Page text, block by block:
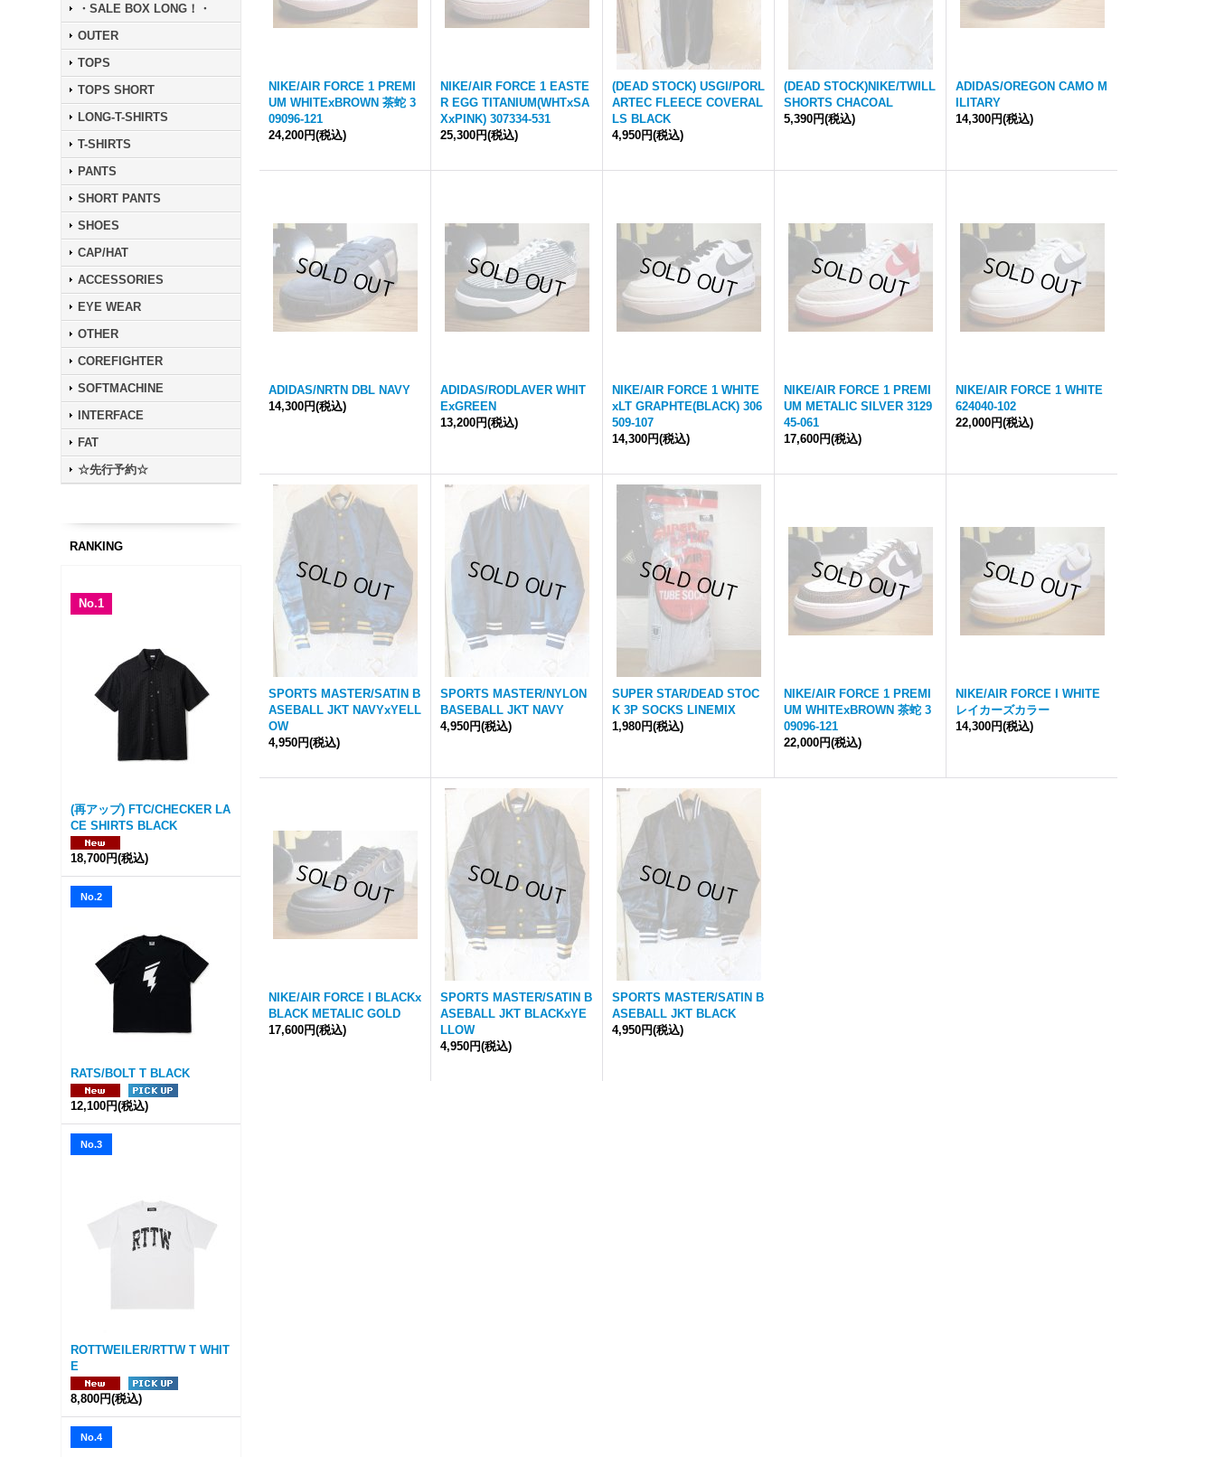
・SALE BOX LONG！・
OUTER
TOPS
TOPS SHORT
LONG-T-SHIRTS
T-SHIRTS
PANTS
SHORT PANTS
SHOES
CAP/HAT
ACCESSORIES
EYE WEAR
OTHER
COREFIGHTER
SOFTMACHINE
INTERFACE
FAT
☆先行予約☆
RANKING
No.1
(再アップ) FTC/CHECKER LA
CE SHIRTS BLACK
18,700円(税込)
No.2
RATS/BOLT T BLACK
12,100円(税込)
No.3
ROTTWEILER/RTTW T WHIT
E
8,800円(税込)
No.4
NIKE/AIR FORCE 1 PREMI
UM WHITExBROWN 茶蛇 3
09096-121
24,200円(税込)
NIKE/AIR FORCE 1 EASTE
R EGG TITANIUM(WHTxSA
XxPINK) 307334-531
25,300円(税込)
(DEAD STOCK) USGI/PORL
ARTEC FLEECE COVERAL
LS BLACK
4,950円(税込)
(DEAD STOCK)NIKE/TWILL
SHORTS CHACOAL
5,390円(税込)
ADIDAS/OREGON CAMO M
ILITARY
14,300円(税込)
ADIDAS/NRTN DBL NAVY
14,300円(税込)
ADIDAS/RODLAVER WHIT
ExGREEN
13,200円(税込)
NIKE/AIR FORCE 1 WHITE
xLT GRAPHTE(BLACK) 306
509-107
14,300円(税込)
NIKE/AIR FORCE 1 PREMI
UM METALIC SILVER 3129
45-061
17,600円(税込)
NIKE/AIR FORCE 1 WHITE
624040-102
22,000円(税込)
SPORTS MASTER/SATIN B
ASEBALL JKT NAVYxYELL
OW
4,950円(税込)
SPORTS MASTER/NYLON
BASEBALL JKT NAVY
4,950円(税込)
SUPER STAR/DEAD STOC
K 3P SOCKS LINEMIX
1,980円(税込)
NIKE/AIR FORCE 1 PREMI
UM WHITExBROWN 茶蛇 3
09096-121
22,000円(税込)
NIKE/AIR FORCE I WHITE
レイカーズカラー
14,300円(税込)
NIKE/AIR FORCE I BLACKx
BLACK METALIC GOLD
17,600円(税込)
SPORTS MASTER/SATIN B
ASEBALL JKT BLACKxYE
LLOW
4,950円(税込)
SPORTS MASTER/SATIN B
ASEBALL JKT BLACK
4,950円(税込)